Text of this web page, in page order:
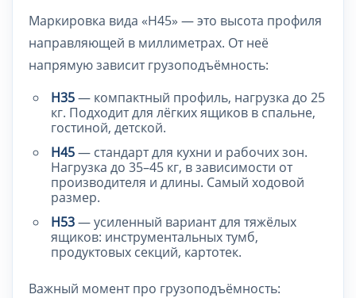
Маркировка вида «H45» — это высота профиля
направляющей в миллиметрах. От неё
напрямую зависит грузоподъёмность:
H35— компактный профиль, нагрузка до 25
кг. Подходит для лёгких ящиков в спальне,
гостиной, детской.
H45— стандарт для кухни и рабочих зон.
Нагрузка до 35–45 кг, в зависимости от
производителя и длины. Самый ходовой
размер.
H53— усиленный вариант для тяжёлых
ящиков: инструментальных тумб,
продуктовых секций, картотек.
Важный момент про грузоподъёмность: